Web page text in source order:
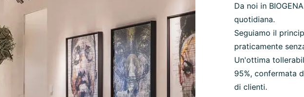
Da noi in
quotidiana.
Seguiamo il
praticamente
Un'ottima
95%, confermata
di clienti.